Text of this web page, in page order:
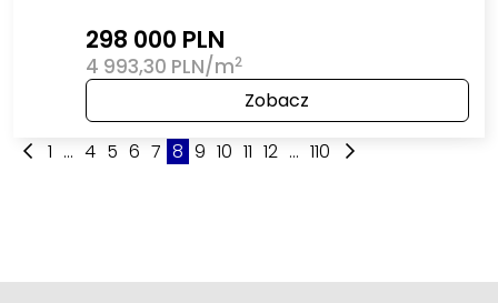
298 000 PLN
4 993,30 PLN/m2
Zobacz
1 ... 4 5 6 7 8 9 10 11 12 ... 110